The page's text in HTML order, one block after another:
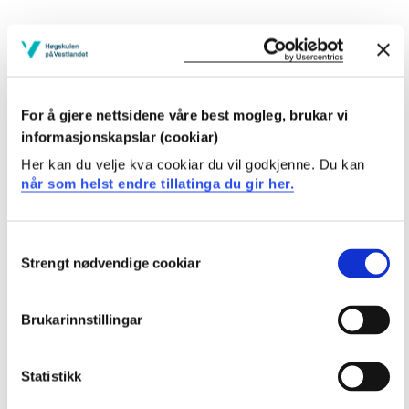
For å gjere nettsidene våre best mogleg, brukar vi
informasjonskapslar (cookiar)
Her kan du velje kva cookiar du vil godkjenne. Du kan
når som helst endre tillatinga du gir her.
Selection
Strengt nødvendige cookiar
Brukarinnstillingar
Statistikk
kan leike til og med musikk, og meistrar eit variert
repertoar av songar, rim, regler, songleikar og dansar
til bruk i musikkundervisning
kan utforme enkle musikkarrangement til bruk i
musikkopplæring
meistrar ulike innfallsvinklar til begynnaropplæring